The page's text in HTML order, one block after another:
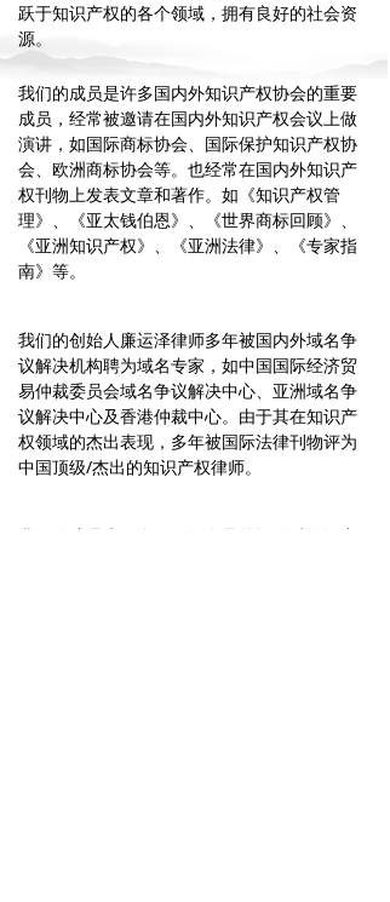
跃于知识产权的各个领域，拥有良好的社会资
源。
我们的成员是许多国内外知识产权协会的重要
成员，经常被邀请在国内外知识产权会议上做
演讲，如国际商标协会、国际保护知识产权协
会、欧洲商标协会等。也经常在国内外知识产
权刊物上发表文章和著作。如《知识产权管
理》、《亚太钱伯恩》、《世界商标回顾》、
《亚洲知识产权》、《亚洲法律》、《专家指
南》等。
我们的创始人廉运泽律师多年被国内外域名争
议解决机构聘为域名专家，如中国国际经济贸
易仲裁委员会域名争议解决中心、亚洲域名争
议解决中心及香港仲裁中心。由于其在知识产
权领域的杰出表现，多年被国际法律刊物评为
中国顶级/杰出的知识产权律师。
我们的成员为很多国际知名品牌提供过知识产